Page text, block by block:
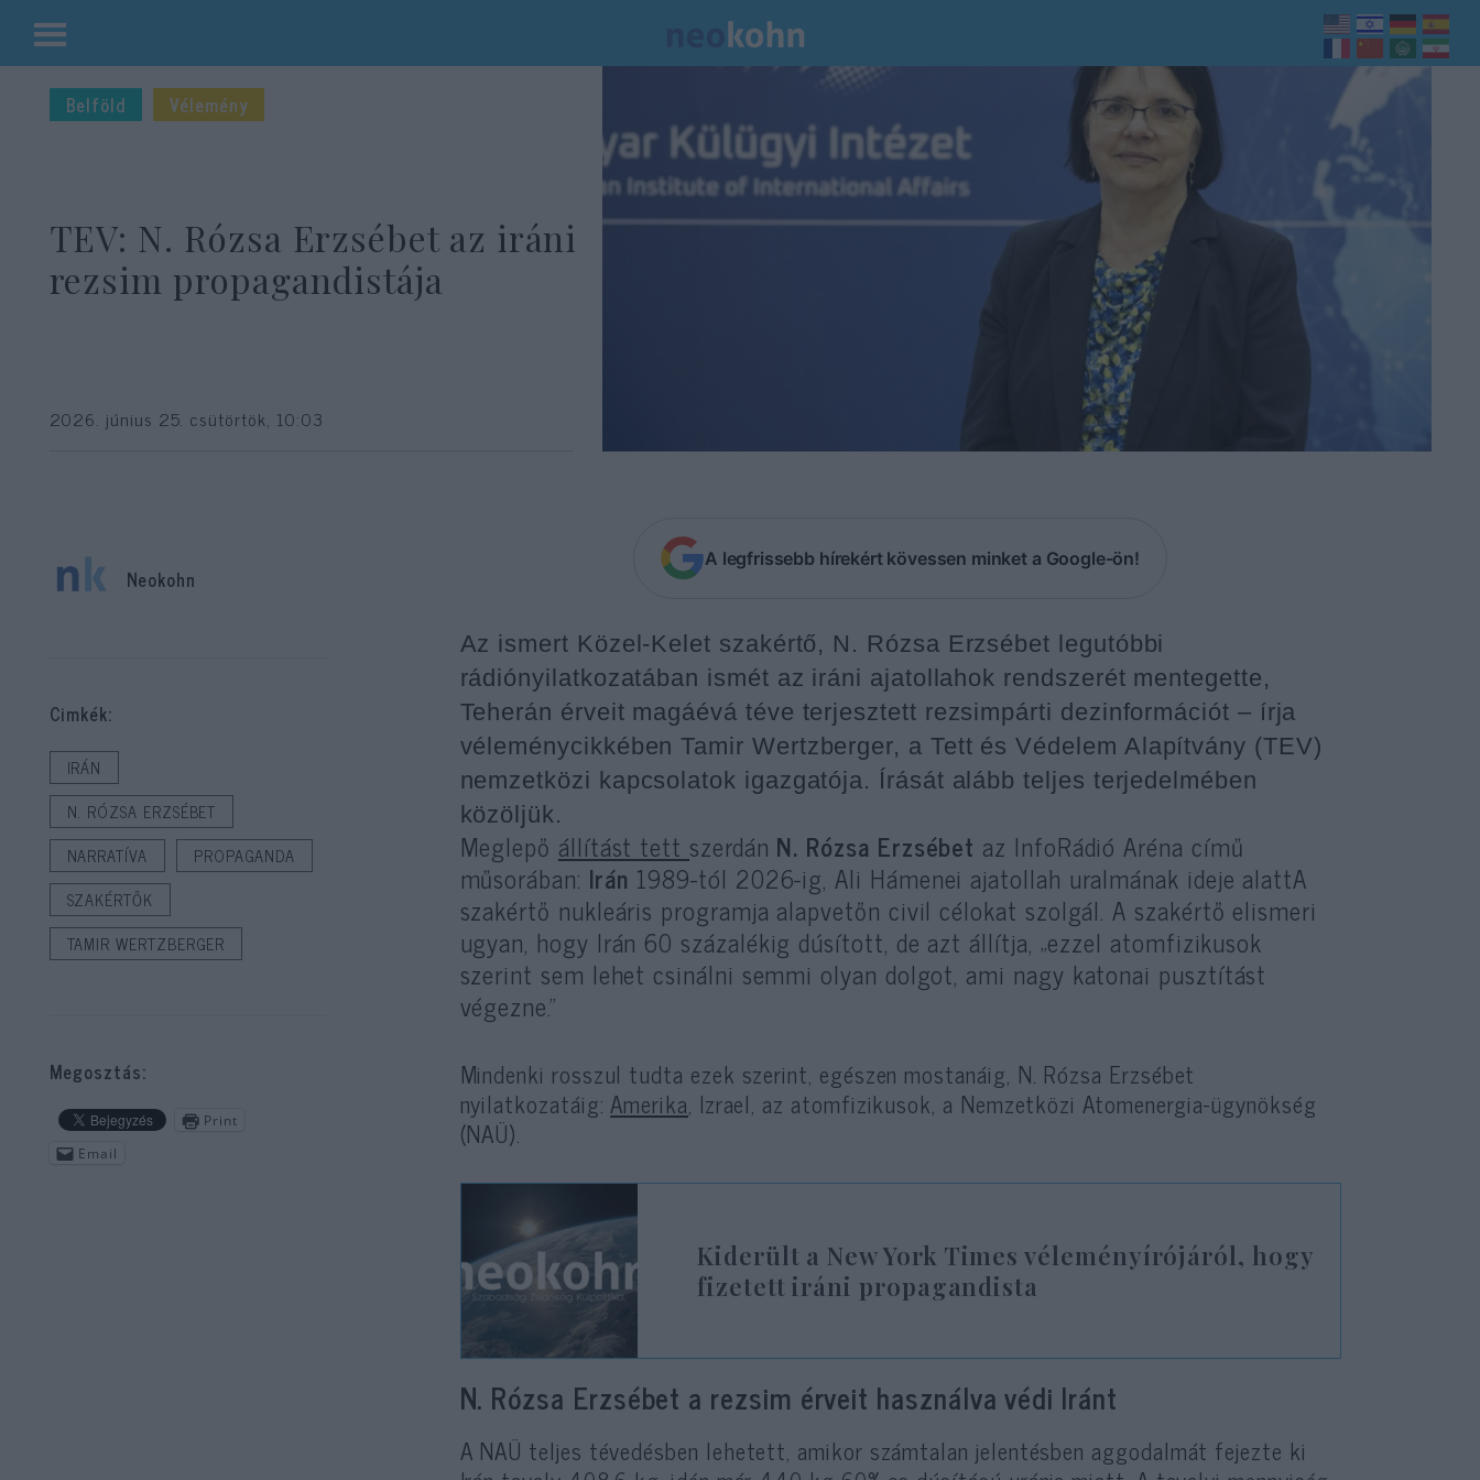
Kilépés
tartalomba
Belföld Vélemény
TEV: N. Rózsa Erzsébet az iráni
rezsim propagandistája
2026. június 25. csütörtök, 10:03
A legfrissebb hírekért kövessen minket a Google-ön!
Az ismert Közel-Kelet szakértő, N. Rózsa Erzsébet legutóbbi
rádiónyilatkozatában ismét az iráni ajatollahok rendszerét mentegette,
Teherán érveit magáévá téve terjesztett rezsimpárti dezinformációt – írja
véleménycikkében Tamir Wertzberger, a Tett és Védelem Alapítvány (TEV)
nemzetközi kapcsolatok igazgatója. Írását alább teljes terjedelmében
közöljük.
Meglepő állítást tett szerdán N. Rózsa Erzsébet az InfoRádió Aréna című
műsorában: Irán 1989-tól 2026-ig, Ali Hámenei ajatollah uralmának ideje alattA
szakértő nukleáris programja alapvetőn civil célokat szolgál. A szakértő elismeri
ugyan, hogy Irán 60 százalékig dúsított, de azt állítja, „ezzel atomfizikusok
szerint sem lehet csinálni semmi olyan dolgot, ami nagy katonai pusztítást
végezne.”
Mindenki rosszul tudta ezek szerint, egészen mostanáig, N. Rózsa Erzsébet
nyilatkozatáig:Amerika, Izrael, az atomfizikusok, a Nemzetközi Atomenergia-ügynökség
(NAÜ).
Kiderült a New York Times véleményírójáról, hogy
fizetett iráni propagandista
N. Rózsa Erzsébet a rezsim érveit használva védi Iránt
A NAÜ teljes tévedésben lehetett, amikor számtalan jelentésben aggodalmát fejezte ki
Neokohn
Cimkék:
IRÁN
N. RÓZSA ERZSÉBET
NARRATÍVA
PROPAGANDA
SZAKÉRTŐK
TAMIR WERTZBERGER
Megosztás:
Print
Email